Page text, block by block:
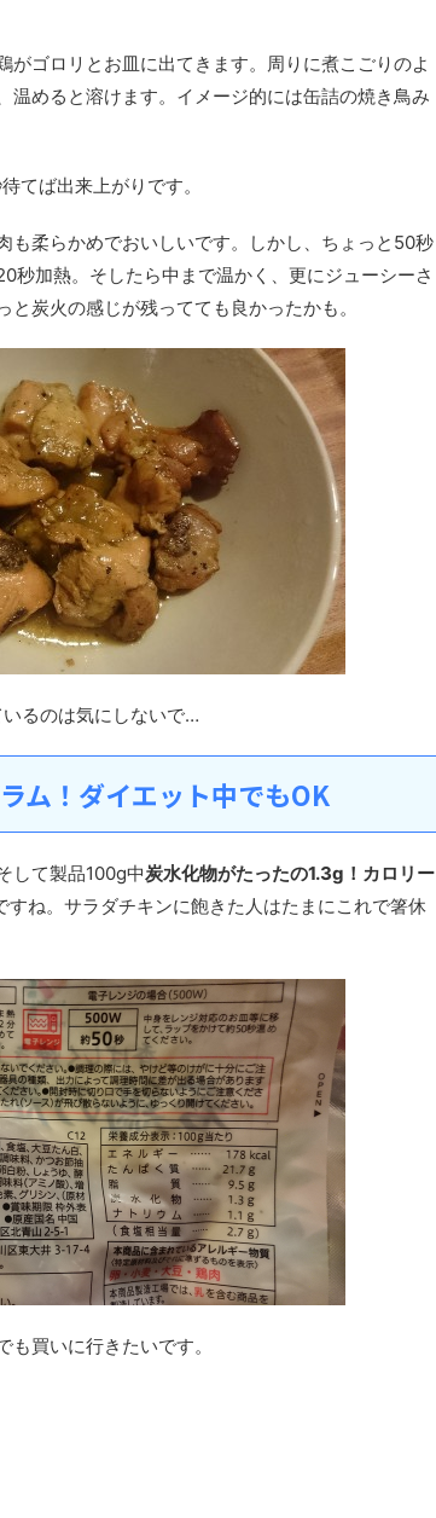
ゴロリとお皿に出てきます。周りに煮こごりのよ
温めると溶けます。イメージ的には缶詰の焼き鳥み
てば出来上がりです。
も柔らかめでおいしいです。しかし、ちょっと50秒
秒加熱。そしたら中まで温かく、更にジューシーさ
炭火の感じが残ってても良かったかも。
いるのは気にしないで…
ム！ダイエット中でもOK
して製品100g中炭水化物がたったの1.3g！カロリー
すね。サラダチキンに飽きた人はたまにこれで箸休
買いに行きたいです。